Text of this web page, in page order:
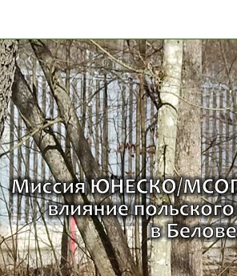
Требования к
ликвидации и
консервации
скважин